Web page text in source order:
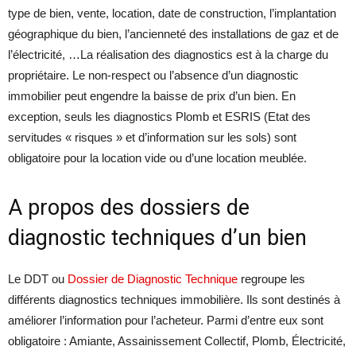
type de bien, vente, location, date de construction, l’implantation
géographique du bien, l’ancienneté des installations de gaz et de
l’électricité, …La réalisation des diagnostics est à la charge du
propriétaire. Le non-respect ou l’absence d’un diagnostic
immobilier peut engendre la baisse de prix d’un bien. En
exception, seuls les diagnostics Plomb et ESRIS (Etat des
servitudes « risques » et d’information sur les sols) sont
obligatoire pour la location vide ou d’une location meublée.
A propos des dossiers de
diagnostic techniques d’un bien
Le DDT ou Dossier de Diagnostic Technique regroupe les
différents diagnostics techniques immobilière. Ils sont destinés à
améliorer l’information pour l’acheteur. Parmi d’entre eux sont
obligatoire : Amiante, Assainissement Collectif, Plomb, Électricité,